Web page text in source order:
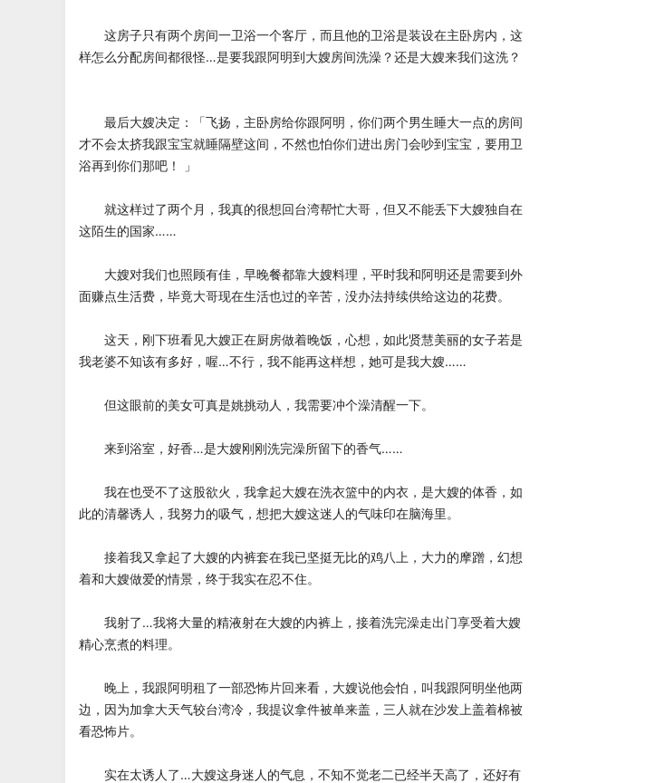
这房子只有两个房间一卫浴一个客厅，而且他的卫浴是装设在主卧房内，这
样怎么分配房间都很怪…是要我跟阿明到大嫂房间洗澡？还是大嫂来我们这洗？
最后大嫂决定：「飞扬，主卧房给你跟阿明，你们两个男生睡大一点的房间
才不会太挤我跟宝宝就睡隔壁这间，不然也怕你们进出房门会吵到宝宝，要用卫
浴再到你们那吧！ 」
就这样过了两个月，我真的很想回台湾帮忙大哥，但又不能丢下大嫂独自在
这陌生的国家……
大嫂对我们也照顾有佳，早晚餐都靠大嫂料理，平时我和阿明还是需要到外
面赚点生活费，毕竟大哥现在生活也过的辛苦，没办法持续供给这边的花费。
这天，刚下班看见大嫂正在厨房做着晚饭，心想，如此贤慧美丽的女子若是
我老婆不知该有多好，喔…不行，我不能再这样想，她可是我大嫂……
但这眼前的美女可真是姚挑动人，我需要冲个澡清醒一下。
来到浴室，好香…是大嫂刚刚洗完澡所留下的香气……
我在也受不了这股欲火，我拿起大嫂在洗衣篮中的内衣，是大嫂的体香，如
此的清馨诱人，我努力的吸气，想把大嫂这迷人的气味印在脑海里。
接着我又拿起了大嫂的内裤套在我已坚挺无比的鸡八上，大力的摩蹭，幻想
着和大嫂做爱的情景，终于我实在忍不住。
我射了…我将大量的精液射在大嫂的内裤上，接着洗完澡走出门享受着大嫂
精心烹煮的料理。
晚上，我跟阿明租了一部恐怖片回来看，大嫂说他会怕，叫我跟阿明坐他两
边，因为加拿大天气较台湾冷，我提议拿件被单来盖，三人就在沙发上盖着棉被
看恐怖片。
实在太诱人了…大嫂这身迷人的气息，不知不觉老二已经半天高了，还好有